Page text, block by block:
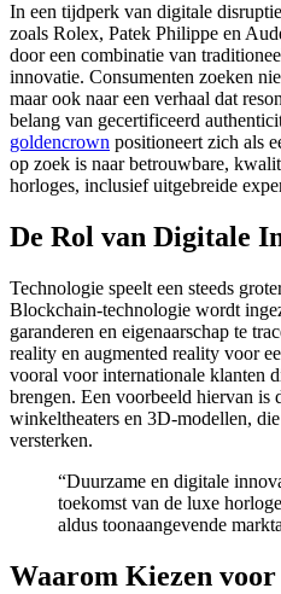
In een tijdperk van digitale
zoals Rolex, Patek Philippe en
door een combinatie van
innovatie. Consumenten zoeken
maar ook naar een verhaal dat
belang van gecertificeerd
goldencrown positioneert zich als
op zoek is naar betrouwbare,
horloges, inclusief uitgebreide
De Rol van Digitale
Technologie speelt een steeds
Blockchain-technologie wordt
garanderen en eigenaarschap te
reality en augmented reality voor
vooral voor internationale klanten
brengen. Een voorbeeld hiervan is
winkeltheaters en 3D-modellen,
versterken.
“Duurzame en digitale
toekomst van de luxe
aldus toonaangevende
Waarom Kiezen voor